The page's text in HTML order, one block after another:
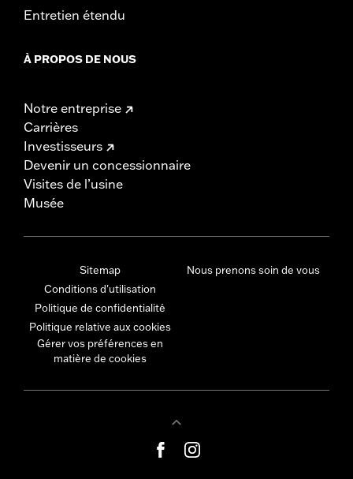
Entretien étendu
À PROPOS DE NOUS
Notre entreprise
Carrières
Investisseurs
Devenir un concessionnaire
Visites de l’usine
Musée
Sitemap
Conditions d'utilisation
Politique de confidentialité
Politique relative aux cookies
Gérer vos préférences en
matière de cookies
Nous prenons soin de vous